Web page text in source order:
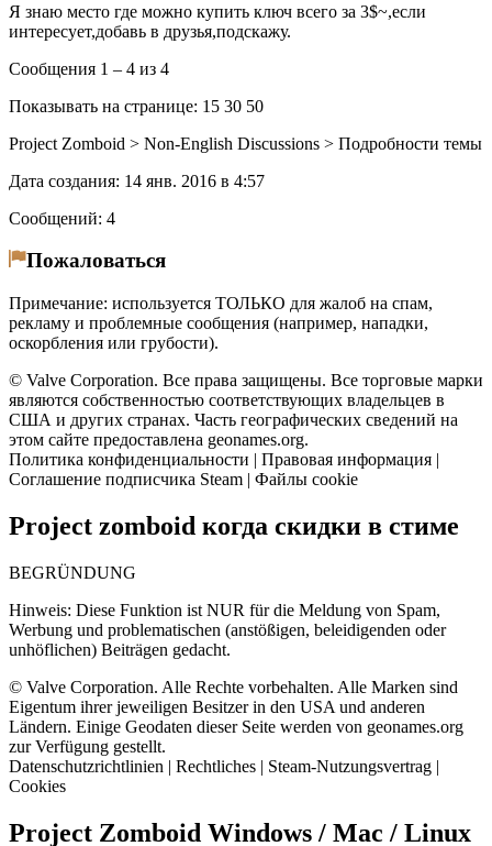
Я знаю место где можно купить ключ всего за 3$~,если
интересует,добавь в друзья,подскажу.
Сообщения 1 – 4 из 4
Показывать на странице: 15 30 50
Project Zomboid > Non-English Discussions > Подробности темы
Дата создания: 14 янв. 2016 в 4:57
Сообщений: 4
Пожаловаться
Примечание: используется ТОЛЬКО для жалоб на спам,
рекламу и проблемные сообщения (например, нападки,
оскорбления или грубости).
© Valve Corporation. Все права защищены. Все торговые марки
являются собственностью соответствующих владельцев в
США и других странах. Часть географических сведений на
этом сайте предоставлена geonames.org.
Политика конфиденциальности | Правовая информация |
Соглашение подписчика Steam | Файлы cookie
Project zomboid когда скидки в стиме
BEGRÜNDUNG
Hinweis: Diese Funktion ist NUR für die Meldung von Spam,
Werbung und problematischen (anstößigen, beleidigenden oder
unhöflichen) Beiträgen gedacht.
© Valve Corporation. Alle Rechte vorbehalten. Alle Marken sind
Eigentum ihrer jeweiligen Besitzer in den USA und anderen
Ländern. Einige Geodaten dieser Seite werden von geonames.org
zur Verfügung gestellt.
Datenschutzrichtlinien | Rechtliches | Steam-Nutzungsvertrag |
Cookies
Project Zomboid Windows / Mac / Linux